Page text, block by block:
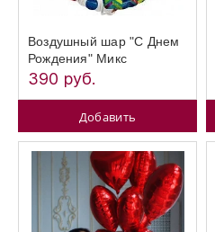
Воздушный шар "С Днем
Рождения" Микс
390 руб.
Добавить